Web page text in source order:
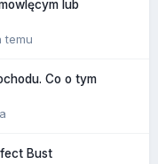
lub
temu
Co o tym
Bust